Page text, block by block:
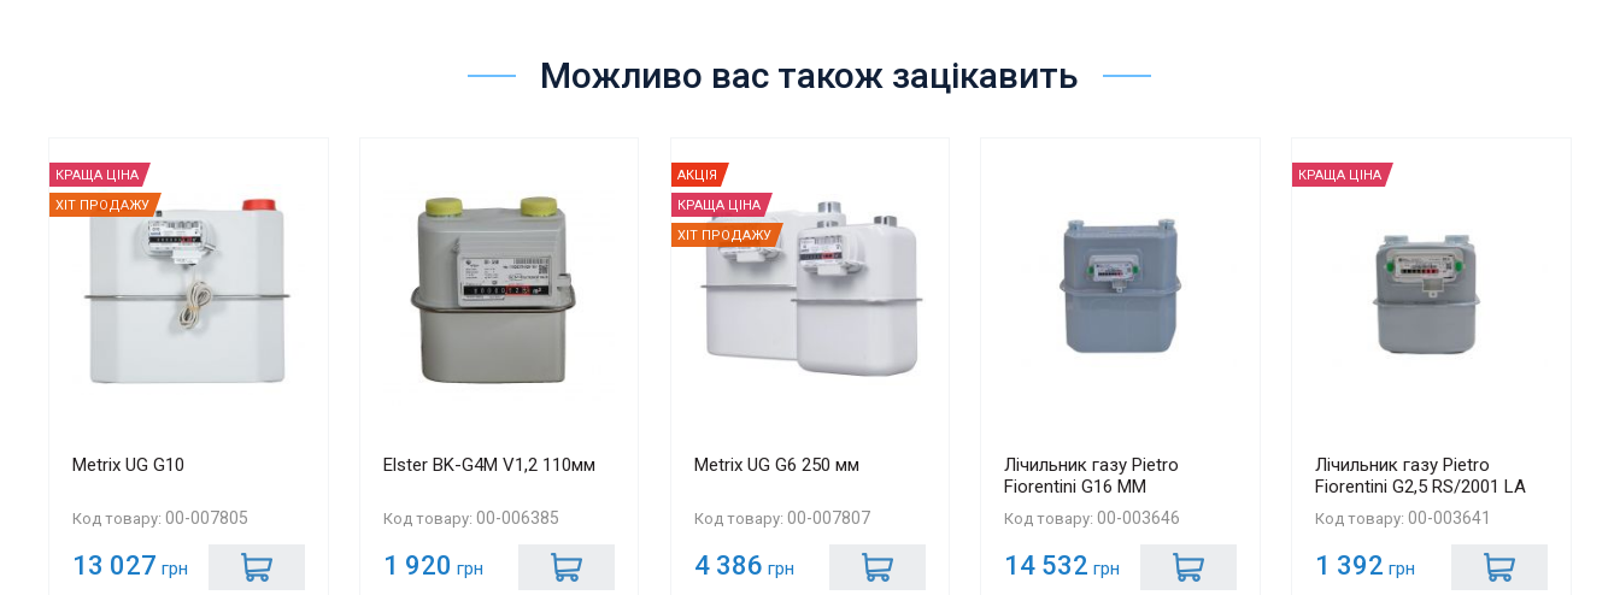
Можливо вас також зацікавить
КРАЩА ЦІНА
ХІТ ПРОДАЖУ
Metrix UG G10
Код товару:00-007805
13 027 грн
Elster BK-G4М V1,2 110мм
Код товару:00-006385
1 920 грн
АКЦІЯ
КРАЩА ЦІНА
ХІТ ПРОДАЖУ
Metrix UG G6 250 мм
Код товару: 00-007807
4 386 грн
Лічильник газу Pietro
Fiorentini G16 MM
Код товару:00-003646
14 532 грн
КРАЩА ЦІНА
Лічильник газу Pietro
Fiorentini G2,5 RS/2001 LA
Код товару:00-003641
1 392 грн